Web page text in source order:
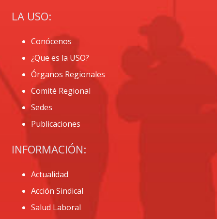
LA USO:
Conócenos
¿Que es la USO?
Órganos Regionales
Comité Regional
Sedes
Publicaciones
INFORMACIÓN:
Actualidad
Acción Sindical
Salud Laboral